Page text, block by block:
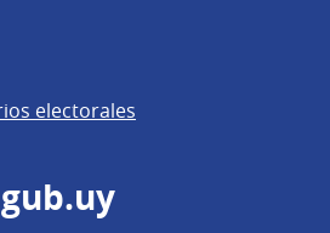
electorales
gub.uy